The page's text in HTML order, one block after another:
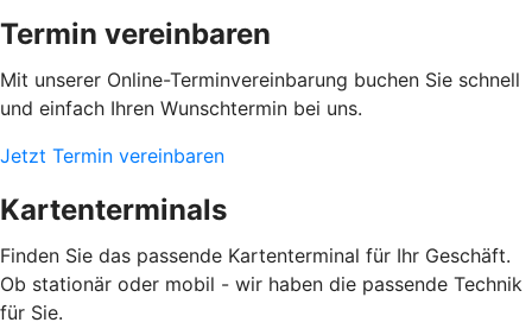
Termin vereinbaren
Mit unserer Online-Terminvereinbarung buchen Sie schnell
und einfach Ihren Wunschtermin bei uns.
Jetzt Termin vereinbaren
Kartenterminals
Finden Sie das passende Kartenterminal für Ihr Geschäft.
Ob stationär oder mobil - wir haben die passende Technik
für Sie.